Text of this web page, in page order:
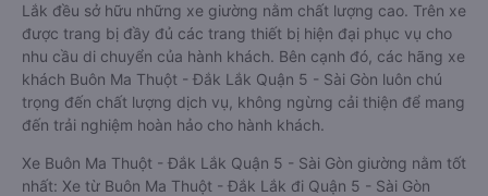
Lắk đều sở hữu những xe giường nằm chất lượng cao. Trên xe
được trang bị đầy đủ các trang thiết bị hiện đại phục vụ cho
nhu cầu di chuyển của hành khách. Bên cạnh đó, các hãng xe
khách Buôn Ma Thuột - Đắk Lắk Quận 5 - Sài Gòn luôn chú
trọng đến chất lượng dịch vụ, không ngừng cải thiện để mang
đến trải nghiệm hoàn hảo cho hành khách.
Xe Buôn Ma Thuột - Đắk Lắk Quận 5 - Sài Gòn giường nằm tốt
nhất: Xe từ Buôn Ma Thuột - Đắk Lắk đi Quận 5 - Sài Gòn